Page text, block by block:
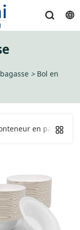
> Bol en
en papier